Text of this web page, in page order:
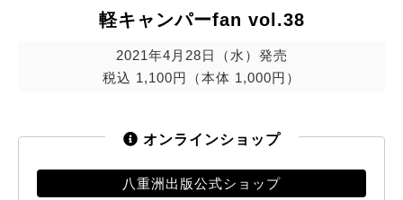
軽キャンパーfan vol.38
2021年4月28日（水）発売
税込 1,100円（本体 1,000円）
オンラインショップ
八重洲出版公式ショップ